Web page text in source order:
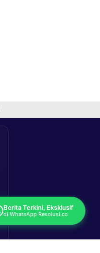
Berita Terkini, Eksklusif
di WhatsApp Resolusi.co